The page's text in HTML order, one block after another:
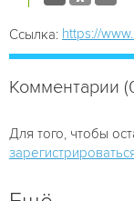
Ссылка: https://
Комментарии
Для того, чтобы